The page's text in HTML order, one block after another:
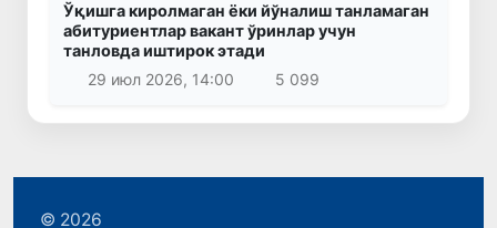
Ўқишга киролмаган ёки йўналиш танламаган
абитуриентлар вакант ўринлар учун
танловда иштирок этади
29 июл 2026, 14:00
5 099
© 2026